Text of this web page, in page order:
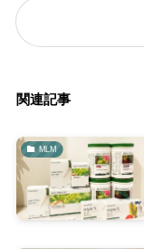
関連記事
MLM